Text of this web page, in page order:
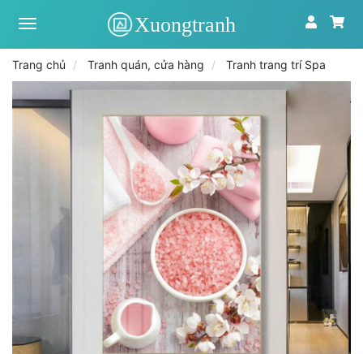
Xưởng
quốc
|
Tranh
treo
tường
Trang chủ Tranh quán, cửa hàng Tranh trang trí Spa